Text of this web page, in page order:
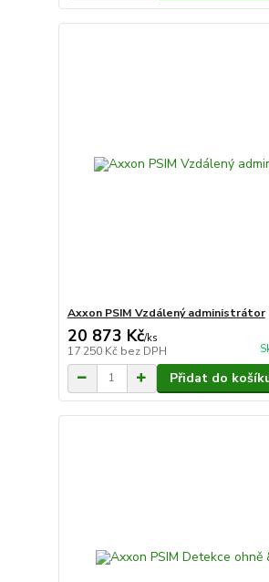
Axxon PSIM Vzdálený administrátor
20 873 Kč/ks
17 250 Kč bez DPH
Přidat do